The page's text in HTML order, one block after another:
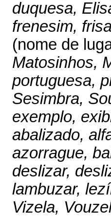
duquesa,
frenesim,
(nome de
Matosinhos,
portuguesa,
Sesimbra,
exemplo,
abalizado,
azorrague,
deslizar,
lambuzar,
Vizela,